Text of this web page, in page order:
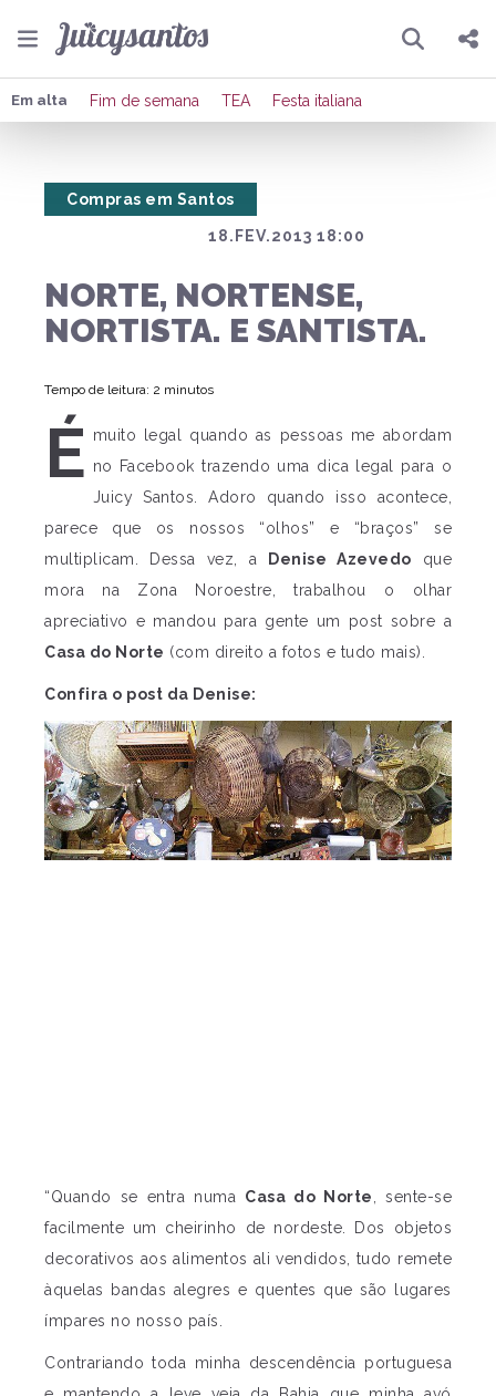
Pesquisar
Compartilhar
Publicar no X
Em alta Fim de semana TEA Festa italiana
18.FEV.2013 18:00
Compras em Santos
NORTE, NORTENSE,
NORTISTA. E SANTISTA.
Tempo de leitura: 2 minutos
É muito legal quando as pessoas me abordam
no Facebook trazendo uma dica legal para o
Juicy Santos. Adoro quando isso acontece,
parece que os nossos “olhos” e “braços” se
multiplicam. Dessa vez, a
Denise Azevedo que
mora na Zona Noroestre, trabalhou o olhar
apreciativo e mandou para gente um post sobre a
Casa do Norte (com direito a fotos e tudo mais).
Confira o post da Denise:
“Quando se entra numa Casa do Norte , sente-se
facilmente um cheirinho de nordeste. Dos objetos
decorativos aos alimentos ali vendidos, tudo remete
àquelas bandas alegres e quentes que são lugares
ímpares no nosso país.
Contrariando toda minha descendência portuguesa